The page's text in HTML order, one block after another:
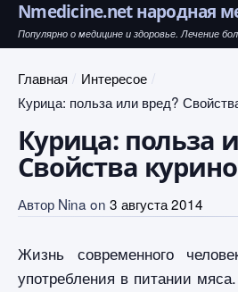
Nmedicine.net народная
Популярно о медицине и здоровье. Лечение
Главная
Интересое
Курица: польза или вред?
Курица: польза
Свойства
Автор Nina on 3 августа 2014
Жизнь современного
употребления в питании